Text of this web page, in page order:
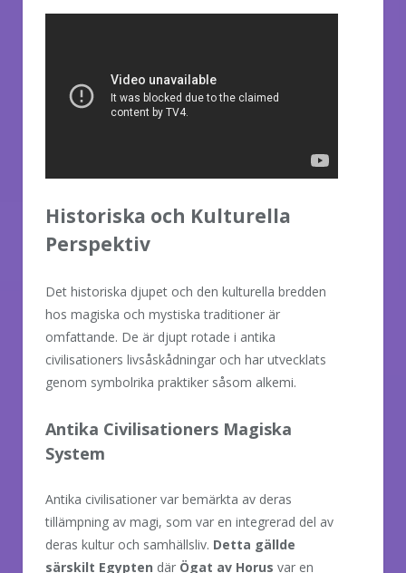
Historiska och Kulturella
Perspektiv
Det historiska djupet och den kulturella bredden
hos magiska och mystiska traditioner är
omfattande. De är djupt rotade i antika
civilisationers livsåskådningar och har utvecklats
genom symbolrika praktiker såsom alkemi.
Antika Civilisationers Magiska
System
Antika civilisationer var bemärkta av deras
tillämpning av magi, som var en integrerad del av
deras kultur och samhällsliv. Detta gällde
särskilt Egypten där Ögat av Horus var en